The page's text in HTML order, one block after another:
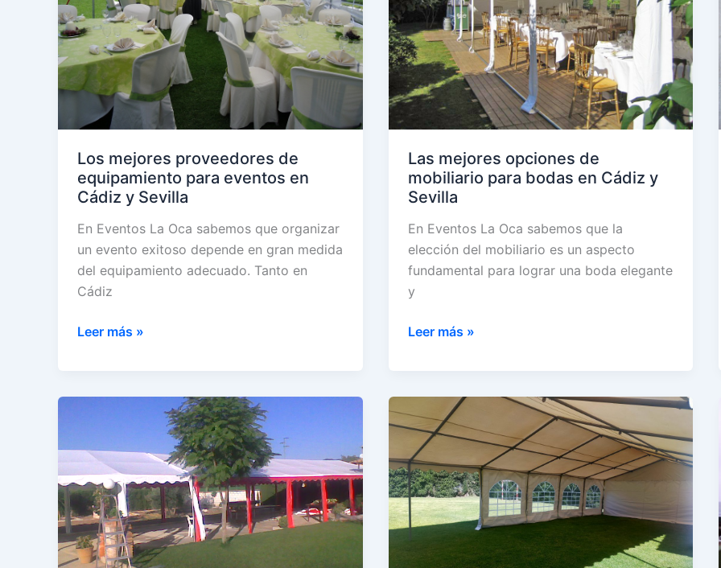
para
tu
boda
o
evento
alrededores
Los mejores proveedores de
equipamiento para eventos en
Cádiz y Sevilla
En Eventos La Oca sabemos que organizar
un evento exitoso depende en gran medida
del equipamiento adecuado. Tanto en
Cádiz
Los
de
eventos
en
Cádiz
y
Sevilla
Leer más »
Las mejores opciones de
mobiliario para bodas en Cádiz y
Sevilla
En Eventos La Oca sabemos que la
elección del mobiliario es un aspecto
fundamental para lograr una boda elegante
y
Las
de
mobiliario
para
bodas
en
Cádiz
y
Sevilla
Leer más »